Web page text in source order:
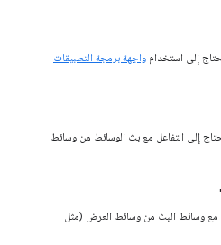
إلى استخدام واجهة برمجة التطبيقات
إلى التفاعل مع بث الوسائط من وسائط
مع وسائط البث من وسائط العرض (مثل